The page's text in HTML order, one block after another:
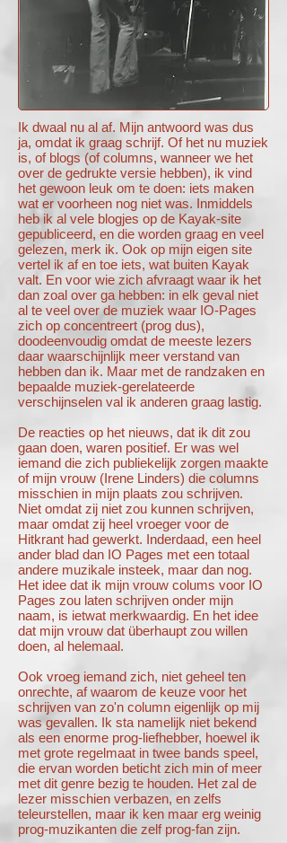
Ik dwaal nu al af. Mijn antwoord was dus
ja, omdat ik graag schrijf. Of het nu muziek
is, of blogs (of columns, wanneer we het
over de gedrukte versie hebben), ik vind
het gewoon leuk om te doen: iets maken
wat er voorheen nog niet was. Inmiddels
heb ik al vele blogjes op de Kayak-site
gepubliceerd, en die worden graag en veel
gelezen, merk ik. Ook op mijn eigen site
vertel ik af en toe iets, wat buiten Kayak
valt. En voor wie zich afvraagt waar ik het
dan zoal over ga hebben: in elk geval niet
al te veel over de muziek waar IO-Pages
zich op concentreert (prog dus),
doodeenvoudig omdat de meeste lezers
daar waarschijnlijk meer verstand van
hebben dan ik. Maar met de randzaken en
bepaalde muziek-gerelateerde
verschijnselen val ik anderen graag lastig.
De reacties op het nieuws, dat ik dit zou
gaan doen, waren positief. Er was wel
iemand die zich publiekelijk zorgen maakte
of mijn vrouw (Irene Linders) die columns
misschien in mijn plaats zou schrijven.
Niet omdat zij niet zou kunnen schrijven,
maar omdat zij heel vroeger voor de
Hitkrant had gewerkt. Inderdaad, een heel
ander blad dan IO Pages met een totaal
andere muzikale insteek, maar dan nog.
Het idee dat ik mijn vrouw colums voor IO
Pages zou laten schrijven onder mijn
naam, is ietwat merkwaardig. En het idee
dat mijn vrouw dat überhaupt zou willen
doen, al helemaal.
Ook vroeg iemand zich, niet geheel ten
onrechte, af waarom de keuze voor het
schrijven van zo'n column eigenlijk op mij
was gevallen. Ik sta namelijk niet bekend
als een enorme prog-liefhebber, hoewel ik
met grote regelmaat in twee bands speel,
die ervan worden beticht zich min of meer
met dit genre bezig te houden. Het zal de
lezer misschien verbazen, en zelfs
teleurstellen, maar ik ken maar erg weinig
prog-muzikanten die zelf prog-fan zijn.